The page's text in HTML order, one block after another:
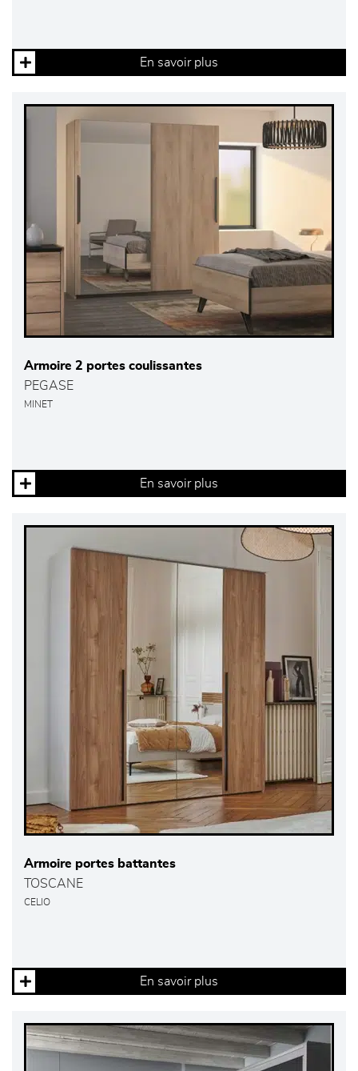
En savoir plus
Armoire 2 portes coulissantes
PEGASE
MINET
En savoir plus
Armoire portes battantes
TOSCANE
CELIO
En savoir plus